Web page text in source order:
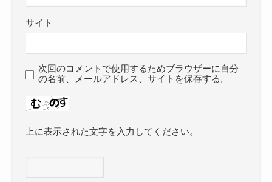
サイト
次回のコメントで使用するためブラウザーに自分
の名前、メールアドレス、サイトを保存する。
上に表示された文字を入力してください。